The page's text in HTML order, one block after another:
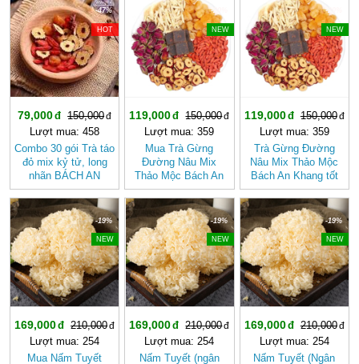
-47%
HOT
79,000
150,000
Lượt mua: 458
Combo 30 gói Trà táo
đỏ mix kỷ tử, long
nhãn BÁCH AN
KHANG
-20%
NEW
119,000
150,000
Lượt mua: 359
Mua Trà Gừng
Đường Nâu Mix
Thảo Mộc Bách An
Khang – Thơm Ấm
Tự Nhiên, Dễ Uống
-20%
NEW
119,000
150,000
Lượt mua: 359
Trà Gừng Đường
Nâu Mix Thảo Mộc
Bách An Khang tốt
cho sức khỏe, dễ
uống
-19%
NEW
169,000
210,000
Lượt mua: 254
Mua Nấm Tuyết
-19%
NEW
169,000
210,000
Lượt mua: 254
Nấm Tuyết (ngân
-19%
NEW
169,000
210,000
Lượt mua: 254
Nấm Tuyết (Ngân